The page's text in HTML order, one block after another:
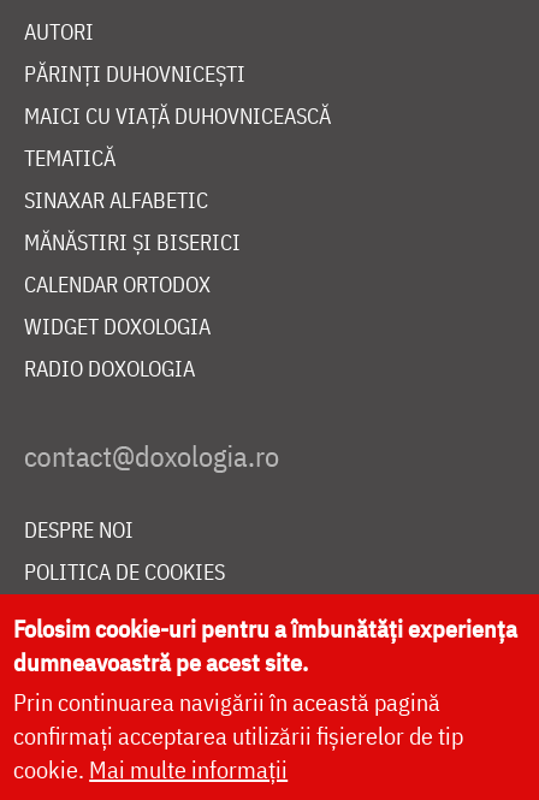
AUTORI
PĂRINȚI DUHOVNICEȘTI
MAICI CU VIAȚĂ DUHOVNICEASCĂ
TEMATICĂ
SINAXAR ALFABETIC
MĂNĂSTIRI ȘI BISERICI
CALENDAR ORTODOX
WIDGET DOXOLOGIA
RADIO DOXOLOGIA
DESPRE NOI
POLITICA DE COOKIES
DONEAZĂ ONLINE PENTRU CATEDRALA NAȚIONALĂ
LIVE
Folosim cookie-uri pentru a îmbunătăți experiența
dumneavoastră pe acest site.
Prin continuarea navigării în această pagină
confirmați acceptarea utilizării fișierelor de tip
cookie. Mai multe informații